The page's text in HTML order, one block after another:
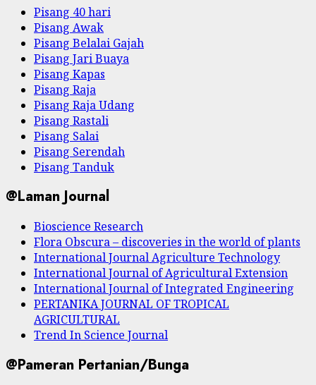
Pisang 40 hari
Pisang Awak
Pisang Belalai Gajah
Pisang Jari Buaya
Pisang Kapas
Pisang Raja
Pisang Raja Udang
Pisang Rastali
Pisang Salai
Pisang Serendah
Pisang Tanduk
@Laman Journal
Bioscience Research
Flora Obscura – discoveries in the world of plants
International Journal Agriculture Technology
International Journal of Agricultural Extension
International Journal of Integrated Engineering
PERTANIKA JOURNAL OF TROPICAL
AGRICULTURAL
Trend In Science Journal
@Pameran Pertanian/Bunga